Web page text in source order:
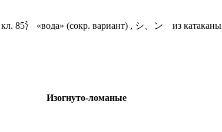
85氵 «вода» (сокр. вариант) , シ、ン из катаканы
Изогнуто-ломаные